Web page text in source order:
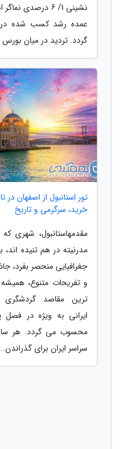
نشینی 1/ 6 درصدی
عمده رشد کسب شده در
گردد. تردید در میان بورس
خرید، سرگرمی و تاریخ
مقدمهاستانبول، شهری
مدرنیته در هم تنیده
جغرافیایی منحصر بفرد،
و تفریحات متنوع،
ترین مقاصد گردشگری
ایرانی به ویژه در فصل
محسوب می گردد. هر سال
سراسر ایران برای